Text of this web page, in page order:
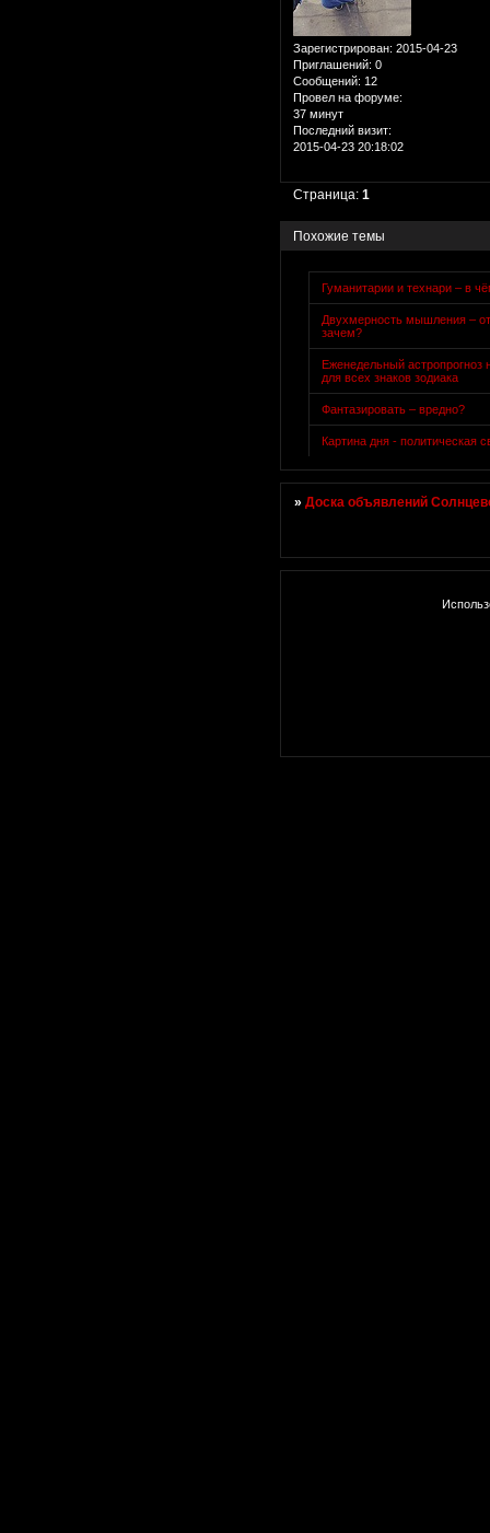
Зарегистрирован: 2015-04-23
Приглашений: 0
Сообщений: 12
Провел на форуме:
37 минут
Последний визит:
2015-04-23 20:18:02
Страница:1
Похожие темы
Гуманитарии и технари – в
Двухмерность мышления –
зачем?
Еженедельный астропрогноз
для всех знаков зодиака
Фантазировать – вредно?
Картина дня - политическая
»Доска объявлений